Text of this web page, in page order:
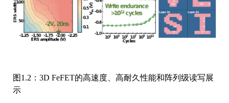
图1.2：3D FeFET的高速度、高耐久性能和阵列级读写展
示